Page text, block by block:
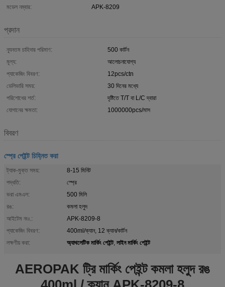
মডেল নম্বার:
APK-8209
প্রদান
ন্যূনতম চাহিদার পরিমাণ:
500 কার্টন
মূল্য:
আলোচনাযোগ্য
প্যাকেজিং বিবরণ:
12pcs/ctn
ডেলিভারি সময়:
30 দিনের মধ্যে
পরিশোধের শর্ত:
দৃষ্টিতে T/T বা L/C দ্বারা
যোগানের ক্ষমতা:
1000000pcs/মাস
বিবরণ
স্প্রে পেইন্ট চিহ্নিত করা
ট্যাক-মুক্ত সময়:
8-15 মিনিট
পদ্ধতি:
স্প্রে
ভরা এমএল:
500 মিলি
রঙ:
কমলা হলুদ
আইটেম নংঃ.:
APK-8209-8
প্যাকেজিং বিবরণ:
400ml/ক্যান, 12 ক্যান/কার্টন
লক্ষণীয় করা:
অ্যাথলেটিক মার্কিং পেইন্ট, লাইন মার্কিং পেইন্ট
AEROPAK ট্রি মার্কিং পেইন্ট কমলা হলুদ রঙ